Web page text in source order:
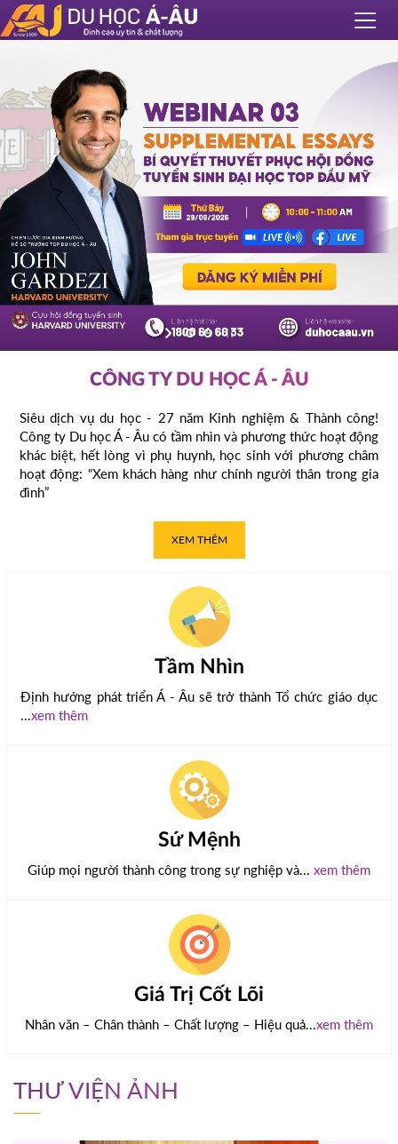
CÔNG TY DU HỌC Á - ÂU
Siêu dịch vụ du học - 27 năm Kinh nghiệm & Thành công!
Công ty Du học Á - Âu có tầm nhìn và phương thức hoạt động
khác biệt, hết lòng vì phụ huynh, học sinh với phương châm
hoạt động: “Xem khách hàng như chính người thân trong gia
đình”
XEM THÊM
Tầm Nhìn
Định hướng phát triển Á - Âu sẽ trở thành Tổ chức giáo dục
...xem thêm
Sứ Mệnh
Giúp mọi người thành công trong sự nghiệp và... xem thêm
Giá Trị Cốt Lõi
Nhân văn – Chân thành – Chất lượng – Hiệu quả...xem thêm
THƯ VIỆN ẢNH